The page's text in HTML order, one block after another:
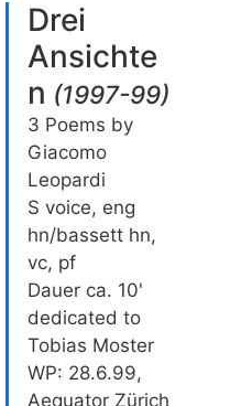
Drei
Ansichte
n (1997-99)
3 Poems by
Giacomo
Leopardi
S voice, eng
hn/bassett hn,
vc, pf
Dauer ca. 10'
dedicated to
Tobias Moster
WP: 28.6.99,
Aequator Zürich